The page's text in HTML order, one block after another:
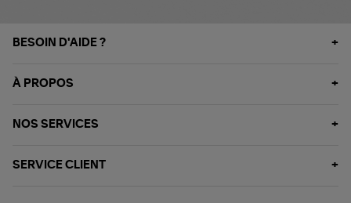
BESOIN D'AIDE ?
À PROPOS
NOS SERVICES
SERVICE CLIENT